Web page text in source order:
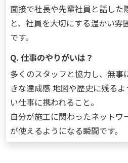
面接で社長や先輩社員と話した
と、社員を大切にする温かい雰
です。
Q. 仕事のやりがいは？
多くのスタッフと協力し、無事
きな達成感 地図や歴史に残る
い仕事に携われること。
自分が施工に関わったネットワ
が使えるようになる瞬間です。